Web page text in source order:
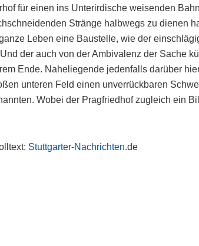
für einen ins Unterirdische weisenden
Stränge halbwegs zu dienen
Leben eine Baustelle, wie der
der auch von der Ambivalenz der Sache
Ende. Naheliegende jedenfalls darüber
unteren Feld einen unverrückbaren
Wobei der Pragfriedhof zugleich ein
Stuttgarter-Nachrichten.de